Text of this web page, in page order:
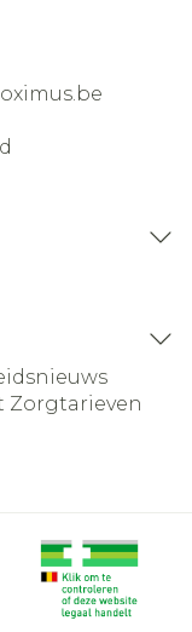
Zorgtarieven